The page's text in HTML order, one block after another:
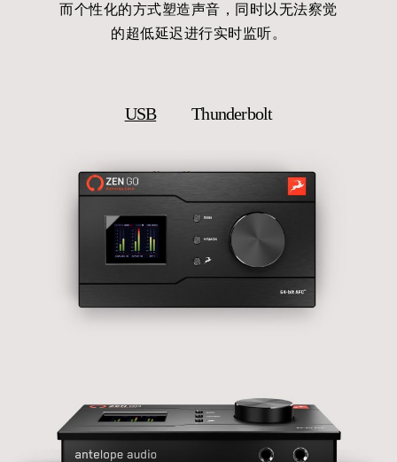
而个性化的方式塑造声音，同时以无法察觉
的超低延迟进行实时监听。
USB Thunderbolt